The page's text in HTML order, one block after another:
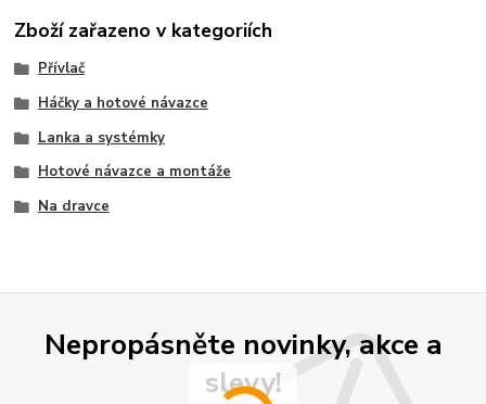
Zboží zařazeno v kategoriích
Přívlač
Háčky a hotové návazce
Lanka a systémky
Hotové návazce a montáže
Na dravce
Nepropásněte novinky, akce a
slevy!